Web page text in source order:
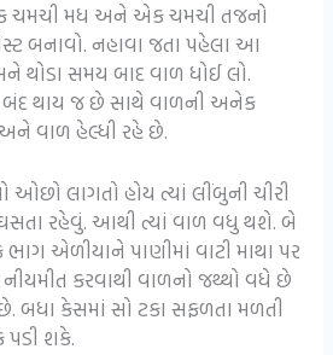
ચમચી મધ અને એક ચમચી તજનો
બનાવો. નહાવા જતા પહેલા આ
થોડા સમય બાદ વાળ ધોઈ લો.
થાય જ છે સાથે વાળની અનેક
વાળ હેલ્ધી રહે છે.
ઓછો લાગતો હોય ત્યાં લીંબુની ચીરી
ઘસતા રહેવું. આથી ત્યાં વાળ વધુ થશે. બે
એળીયાને પાણીમાં વાટી માથા પર
કરવાથી વાળનો જથ્થો વધે છે
બધા કેસમાં સો ટકા સફળતા મળતી
પડી શકે.